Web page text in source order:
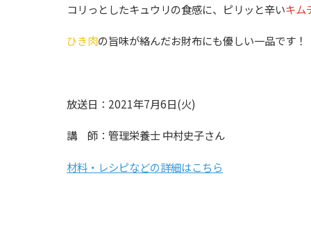
コリっとしたキュウリの食感に、ピリッと辛いキム
ひき肉の旨味が絡んだお財布にも優しい一品です！
放送日：2021年7月6日(火)
講 師：管理栄養士 中村史子さん
材料・レシピなどの詳細はこちら